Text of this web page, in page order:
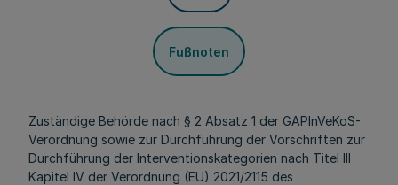
Fußnoten
Zuständige Behörde nach § 2 Absatz 1 der GAPInVeKoS-
Verordnung sowie zur Durchführung der Vorschriften zur
Durchführung der Interventionskategorien nach Titel III
Kapitel IV der Verordnung (EU) 2021/2115 des